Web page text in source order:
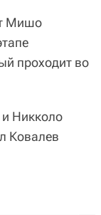
Мишо
проходит во
и Никколо
Ковалев